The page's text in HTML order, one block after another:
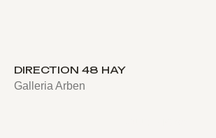
DIRECTION 48 HAY
Galleria Arben